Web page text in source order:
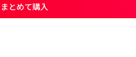
まとめて購入